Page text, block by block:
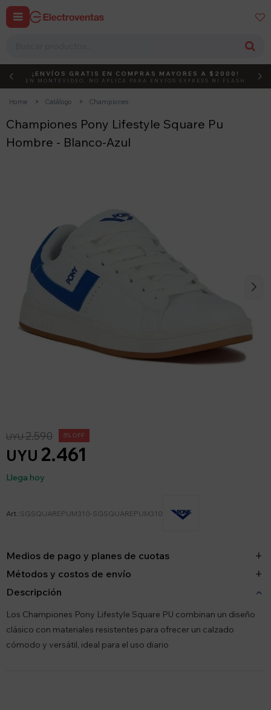
 
DEBUT ACTIVÁ EL CÓDIGO
¡ENVÍOS GRATIS EN COMPRAS MAYORES A $2000!
EN MONTEVIDEO, NO APLICA PARA ENVÍOS EXPRESS NI FLASH
Home Catálogo Championes
Championes Pony Lifestyle Square Pu
Hombre - Blanco-Azul
UYU 2.461
UYU2.590 5
Llega hoy
SGSQUAREPUM310-SGSQUAREPUM310
Medios de pago y planes de cuotas
Métodos y costos de envío
Descripción
Los Championes Pony Lifestyle Square PU combinan un diseño
clásico con materiales resistentes para ofrecer un calzado
cómodo y versátil, ideal para el uso diario